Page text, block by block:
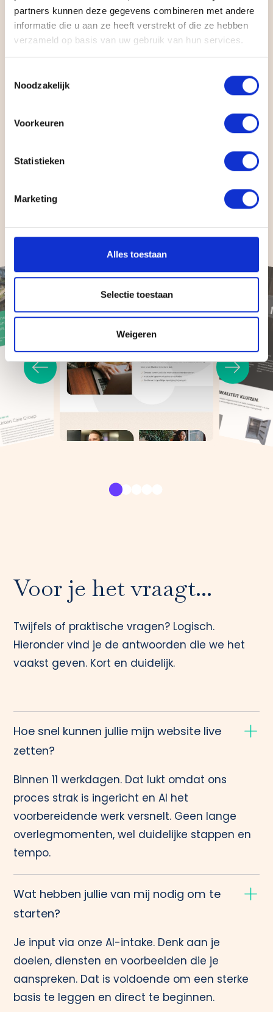
partners kunnen deze gegevens combineren met andere
informatie die u aan ze heeft verstrekt of die ze hebben
verzameld op basis van uw gebruik van hun services.
Noodzakelijk
Voorkeuren
Statistieken
Marketing
Alles toestaan
Selectie toestaan
Weigeren
Wat we maken
Het eindresultaat laat zien wat ons proces
kan. Merken die rekenden op maanden werk,
stonden binnen anderhalve week live met
aansluit bij hun verhaal.
Voor je het vraagt...
Twijfels of praktische vragen? Logisch.
Hieronder vind je de antwoorden die we het
vaakst geven. Kort en duidelijk.
Hoe snel kunnen jullie mijn website live
zetten?
Binnen 11 werkdagen. Dat lukt omdat ons
proces strak is ingericht en AI het
voorbereidende werk versnelt. Geen lange
overlegmomenten, wel duidelijke stappen en
tempo.
Wat hebben jullie van mij nodig om te
starten?
Je input via onze AI-intake. Denk aan je
doelen, diensten en voorbeelden die je
aanspreken. Dat is voldoende om een sterke
basis te leggen en direct te beginnen.